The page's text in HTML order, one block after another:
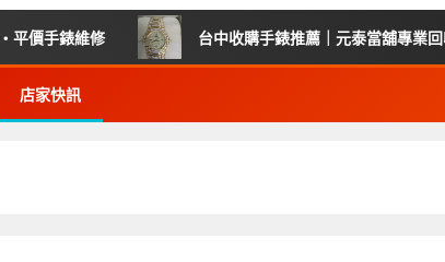
台中收購手錶推薦｜元泰當舖專業回收老錶、名錶，現
店家快訊